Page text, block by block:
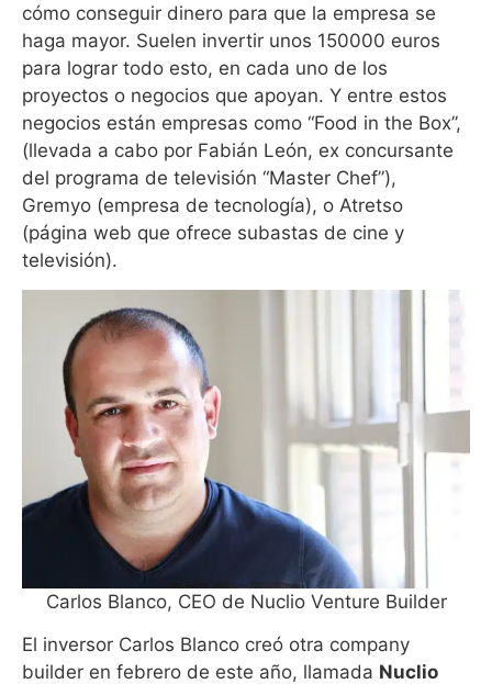
cómo conseguir dinero para que la empresa se
haga mayor. Suelen invertir unos 150000 euros
para lograr todo esto, en cada uno de los
proyectos o negocios que apoyan. Y entre estos
negocios están empresas como “Food in the Box”,
(llevada a cabo por Fabián León, ex concursante
del programa de televisión “Master Chef”),
Gremyo (empresa de tecnología), o Atretso
(página web que ofrece subastas de cine y
televisión).
Carlos Blanco, CEO de Nuclio Venture Builder
El inversor Carlos Blanco creó otra company
builder en febrero de este año, llamada Nuclio